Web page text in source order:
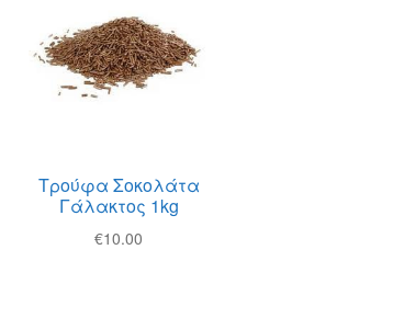
Τρούφα Σοκολάτα
Γάλακτος 1kg
€10.00